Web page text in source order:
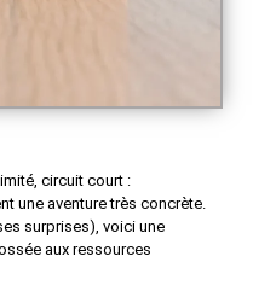
circuit court :
une aventure très concrète.
surprises), voici une
aux ressources